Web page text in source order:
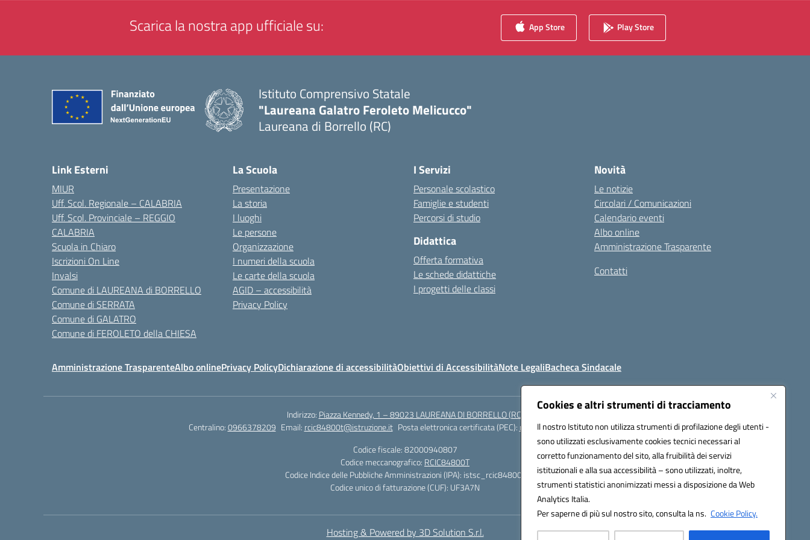
Cookies e altri strumenti di tracciamento
Il nostro Istituto non utilizza strumenti di profilazione degli utenti -
sono utilizzati esclusivamente cookies tecnici necessari al
corretto funzionamento del sito, alla fruibilità dei servizi
istituzionali e alla sua accessibilità – sono utilizzati, inoltre,
strumenti statistici anonimizzati messi a disposizione da Web
Analytics Italia.
Per saperne di più sul nostro sito, consulta la ns. Cookie Policy.
Scarica la nostra app ufficiale su: App Store Play Store
Istituto Comprensivo Statale
"Laureana Galatro Feroleto Melicucco"
Laureana di Borrello (RC)
Link Esterni
MIUR
Uff. Scol. Regionale – CALABRIA
Uff. Scol. Provinciale – REGGIO
CALABRIA
Scuola in Chiaro
Iscrizioni On Line
Invalsi
Comune di LAUREANA di BORRELLO
Comune di SERRATA
Comune di GALATRO
Comune di FEROLETO della CHIESA
La Scuola
Presentazione
La storia
I luoghi
Le persone
Organizzazione
I numeri della scuola
Le carte della scuola
AGID – accessibilità
Privacy Policy
I Servizi
Personale scolastico
Famiglie e studenti
Percorsi di studio
Didattica
Offerta formativa
Le schede didattiche
I progetti delle classi
Novità
Le notizie
Circolari / Comunicazioni
Calendario eventi
Albo online
Amministrazione Trasparente
Contatti
Amministrazione TrasparenteAlbo onlinePrivacy PolicyDichiarazione di accessibilitàObiettivi di AccessibilitàNote LegaliBacheca Sindacale
Indirizzo: Piazza Kennedy, 1 – 89023 LAUREANA DI BORRELLO (RC)
Centralino:0966378209 Email: rcic84800t@istruzione.it Posta elettronica certificata (PEC): rcic84800t@pec.istruzione.it
Codice fiscale: 82000940807
Codice meccanografico: RCIC84800T
Codice Indice delle Pubbliche Amministrazioni (IPA): istsc_rcic84800t
Codice unico di fatturazione (CUF): UF3A7N
Hosting & Powered by 3D Solution S.r.l.